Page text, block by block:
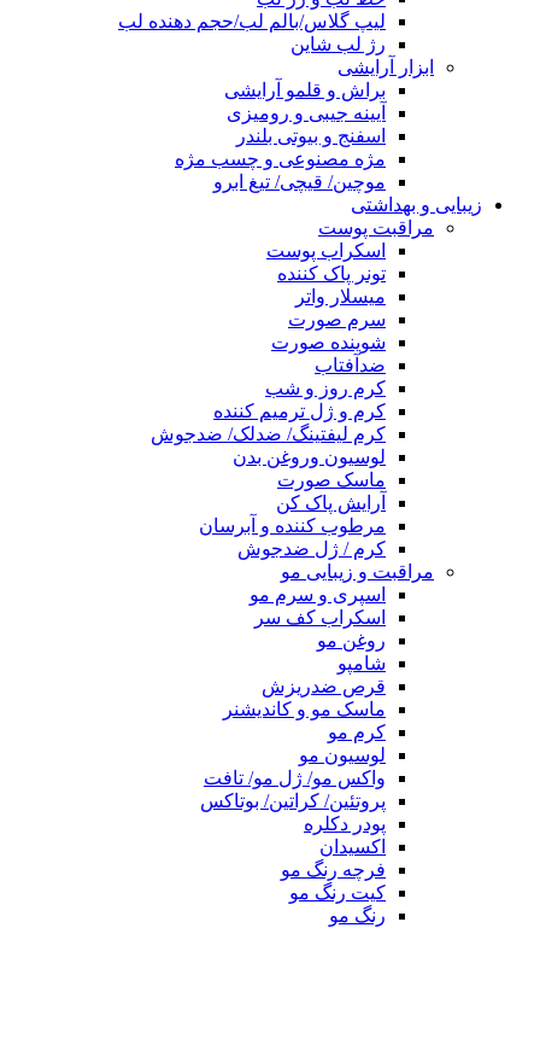
لیپ گلاس/بالم لب/حجم دهنده لب
رژ لب شاین
ابزار آرایشی
براش و قلمو آرایشی
آیینه جیبی و رومیزی
اسفنج و بیوتی بلندر
مژه مصنوعی و چسب مژه
موچین/ قیچی/ تیغ ابرو
زیبایی و بهداشتی
مراقبت پوست
اسکراب پوست
تونر پاک کننده
میسلار واتر
سرم صورت
شوینده صورت
ضدآفتاب
کرم روز و شب
کرم و ژل ترمیم کننده
کرم لیفتینگ/ ضدلک/ ضدجوش
لوسیون وروغن بدن
ماسک صورت
آرایش پاک کن
مرطوب کننده و آبرسان
کرم / ژل ضدجوش
مراقبت و زیبایی مو
اسپری و سرم مو
اسکراب کف سر
روغن مو
شامپو
قرص ضدریزش
ماسک مو و کاندیشنر
کرم مو
لوسیون مو
واکس مو/ ژل مو/ تافت
پروتئین/ کراتین/ بوتاکس
پودر دکلره
اکسیدان
فرچه رنگ مو
کیت رنگ مو
رنگ مو